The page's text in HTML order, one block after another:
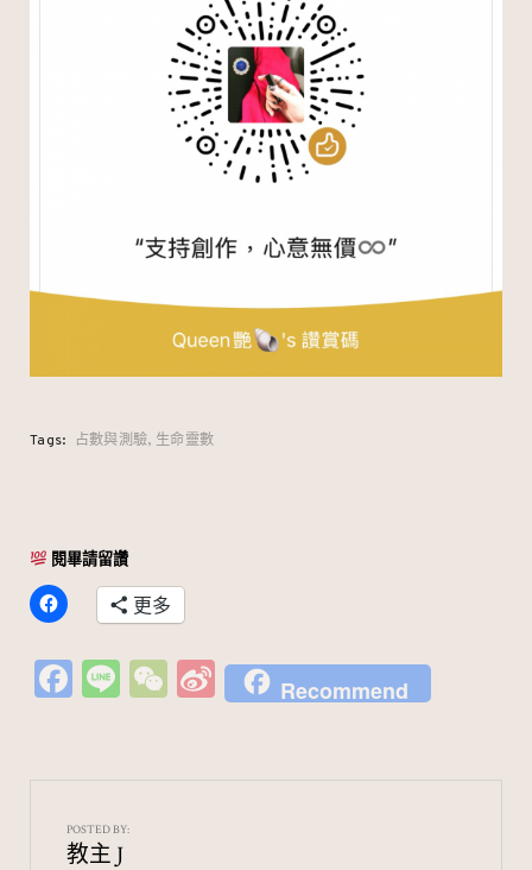
Tags: 占數與測驗 生命靈數
閱畢請留讚
更多
Fa
o
Li
W Si
n
Recommend
POSTED BY:
教主 J